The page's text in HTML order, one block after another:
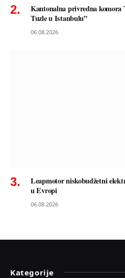
Kantonalna privredna komora
Tuzle u Istanbulu”
06.08.2026
Leapmotor niskobudžetni
u Evropi
06.08.2026
Kategorije